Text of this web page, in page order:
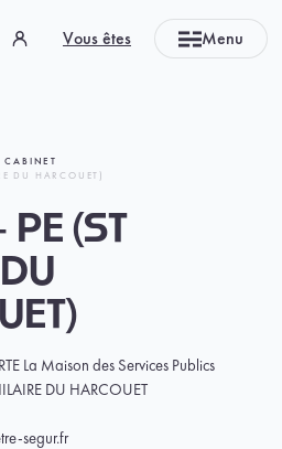
Vous êtes Menu
CABINET
DU HARCOUET)
PE (ST
La Maison des Services Publics
DU HARCOUET
segur.fr